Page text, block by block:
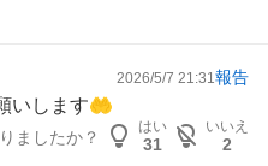
2026/5/7 21:31 報告
いします🤲
ましたか？
はい
31
いいえ
2